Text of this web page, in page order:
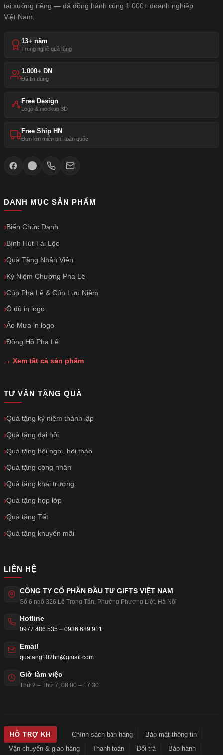
tại xưởng riêng — đã đồng hành cùng 1.000+ doanh nghiệp
Việt Nam.
13+ năm
Trong nghề quà tặng
1.000+ DN
Đã tin dùng
Free Design
Logo & mockup 3D
Free Ship HN
Đơn lớn miễn phí toàn quốc
DANH MỤC SẢN PHẨM
Biển Chức Danh
Bình Hút Tài Lộc
Quà Tặng Nhân Viên
Kỷ Niệm Chương Pha Lê
Cúp Pha Lê & Cúp Lưu Niệm
Ô dù in logo
Áo Mưa in logo
Đồng Hồ Pha Lê
→ Xem tất cả sản phẩm
TƯ VẤN TẶNG QUÀ
Quà tặng kỷ niệm thành lập
Quà tặng đại hội
Quà tặng hội nghị, hội thảo
Quà tặng công nhân
Quà tặng khai trương
Quà tặng họp lớp
Quà tặng Tết
Quà tặng khuyến mãi
LIÊN HỆ
CÔNG TY CỔ PHẦN ĐẦU TƯ GIFTS VIỆT NAM
Số 6 ngõ 326 Lê Trọng Tấn, Phường Phương Liệt, Hà Nội
Hotline
0977 486 535 – 0936 689 911
Email
quatang102hn@gmail.com
Giờ làm việc
Thứ 2 – Thứ 7, 08:00 – 17:30
HỖ TRỢ KH Chính sách bán hàng
Bảo mật thông tin
Vận chuyển & giao hàng
Thanh toán Đổi trả Bảo hành